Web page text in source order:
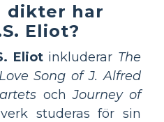
dikter har
Eliot?
Eliotinkluderar The
Song of J. Alfred
ochJourney of
studeras för sin